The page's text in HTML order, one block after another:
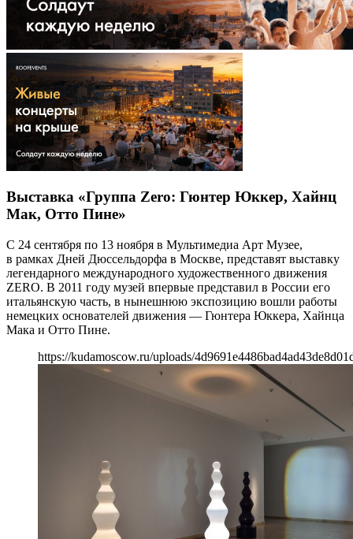
Выставка «Группа Zero: Гюнтер Юккер, Хайнц
Мак, Отто Пине»
С 24 сентября по 13 ноября в Мультимедиа Арт Музее,
в рамках Дней Дюссельдорфа в Москве, представят выставку
легендарного международного художественного движения
ZERO. В 2011 году музей впервые представил в России его
итальянскую часть, в нынешнюю экспозицию вошли работы
немецких основателей движения — Гюнтера Юккера, Хайнца
Мака и Отто Пине.
https://kudamoscow.ru/uploads/